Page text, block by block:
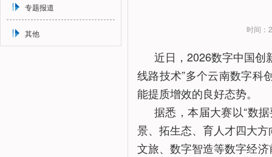
专题报道
其他 时间：
近日，2026数字中国创
线路技术”多个云南数字科
能提质增效的良好态势。
据悉，本届大赛以“数
景、拓生态、育人才四大
文旅、数字智造等数字经